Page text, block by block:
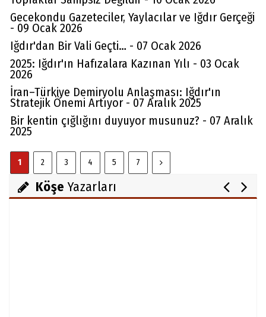
Gecekondu Gazeteciler, Yaylacılar ve Iğdır Gerçeği
- 09 Ocak 2026
Iğdır'dan Bir Vali Geçti… - 07 Ocak 2026
2025: Iğdır'ın Hafızalara Kazınan Yılı - 03 Ocak
2026
İran–Türkiye Demiryolu Anlaşması: Iğdır'ın
Stratejik Önemi Artıyor - 07 Aralık 2025
Bir kentin çığlığını duyuyor musunuz? - 07 Aralık
2025
1 2 3 4 5 7
Köşe Yazarları